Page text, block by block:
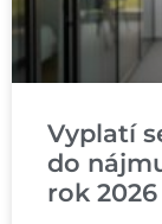
Vyplatí
do
rok 2026